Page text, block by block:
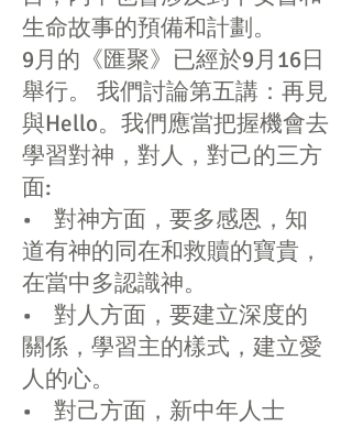
生命故事的預備和計劃。
9月的《匯聚》已經於9月16日
舉行。 我們討論第五講：再見
與Hello。我們應當把握機會去
學習對神，對人，對己的三方
面:
• 對神方面，要多感恩，知
道有神的同在和救贖的寶貴，
在當中多認識神。
• 對人方面，要建立深度的
關係，學習主的樣式，建立愛
人的心。
• 對己方面，新中年人士